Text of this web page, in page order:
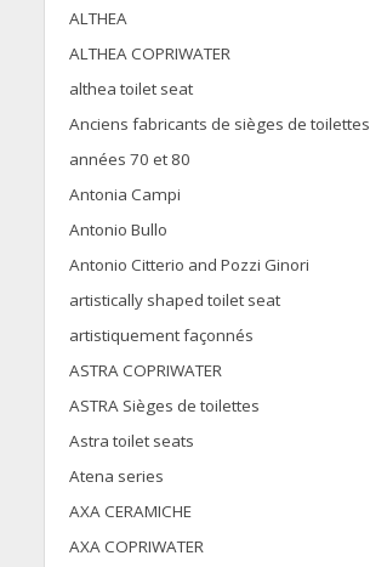
ALTHEA
ALTHEA COPRIWATER
althea toilet seat
Anciens fabricants de sièges de toilettes
années 70 et 80
Antonia Campi
Antonio Bullo
Antonio Citterio and Pozzi Ginori
artistically shaped toilet seat
artistiquement façonnés
ASTRA COPRIWATER
ASTRA Sièges de toilettes
Astra toilet seats
Atena series
AXA CERAMICHE
AXA COPRIWATER